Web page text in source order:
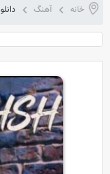
خانه آهنگ